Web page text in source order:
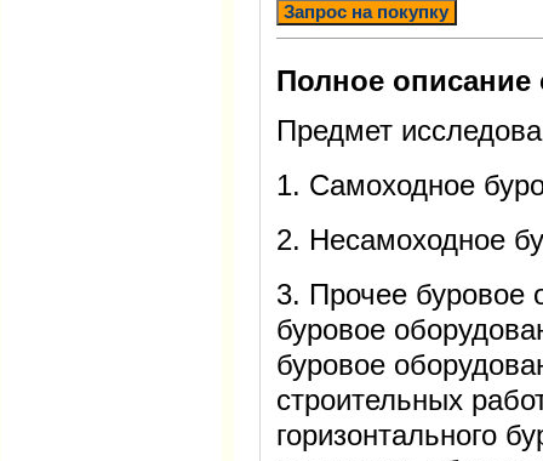
Запрос на покупку
Полное описание
Предмет
1. Самоходное
2. Несамоходное
3. Прочее буровое
буровое
буровое
строительных
горизонтального